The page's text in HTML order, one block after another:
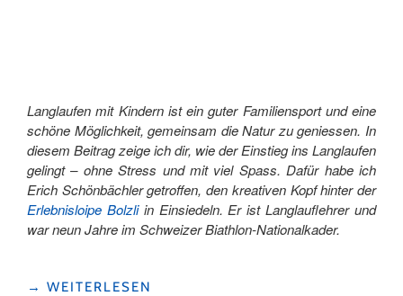
Langlaufen mit Kindern ist ein guter Familiensport und eine
schöne Möglichkeit, gemeinsam die Natur zu geniessen. In
diesem Beitrag zeige ich dir, wie der Einstieg ins Langlaufen
gelingt – ohne Stress und mit viel Spass. Dafür habe ich
Erich Schönbächler getroffen, den kreativen Kopf hinter der
Erlebnisloipe Bolzliin Einsiedeln. Er ist Langlauflehrer und
war neun Jahre im Schweizer Biathlon-Nationalkader.
"6
→ WEITERLESEN